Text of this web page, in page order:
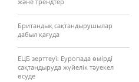
Британдық сақтандырушылар
дабыл қағуда
ЕЦБ зерттеуі: Еуропада өмірді
сақтандыруда жүйелік тәуекел
өсуде